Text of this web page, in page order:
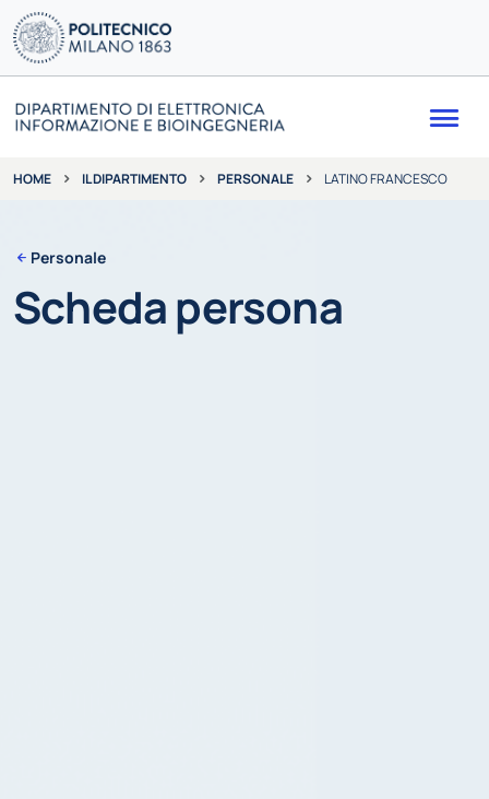
HOME IL DIPARTIMENTO PERSONALE LATINO FRANCESCO
Personale
Scheda persona